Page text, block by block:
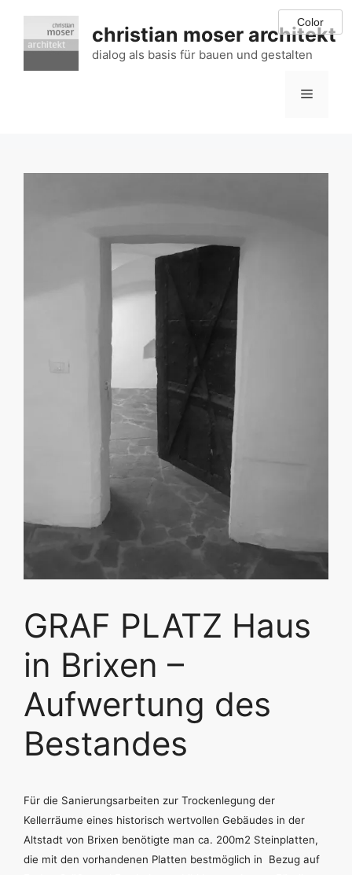
springen
christian moser architekt
dialog als basis für bauen und gestalten
Menü
GRAF PLATZ Haus
in Brixen –
Aufwertung des
Bestandes
Für die Sanierungsarbeiten zur Trockenlegung der
Kellerräume eines historisch wertvollen Gebäudes in der
Altstadt von Brixen benötigte man ca. 200m2 Steinplatten,
die mit den vorhandenen Platten bestmöglich in Bezug auf